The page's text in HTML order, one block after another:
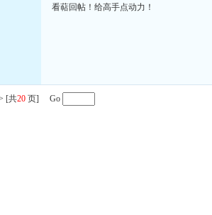
看萜回帖！给高手点动力！
[共20 页] Go